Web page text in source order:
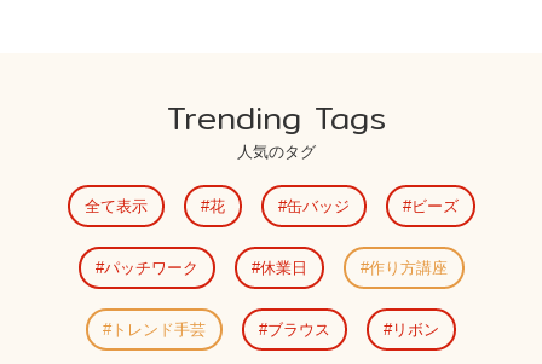
Trending Tags
人気のタグ
全て表示 花 缶バッジ ビーズ
パッチワーク 休業日 作り方講座
トレンド手芸 ブラウス リボン